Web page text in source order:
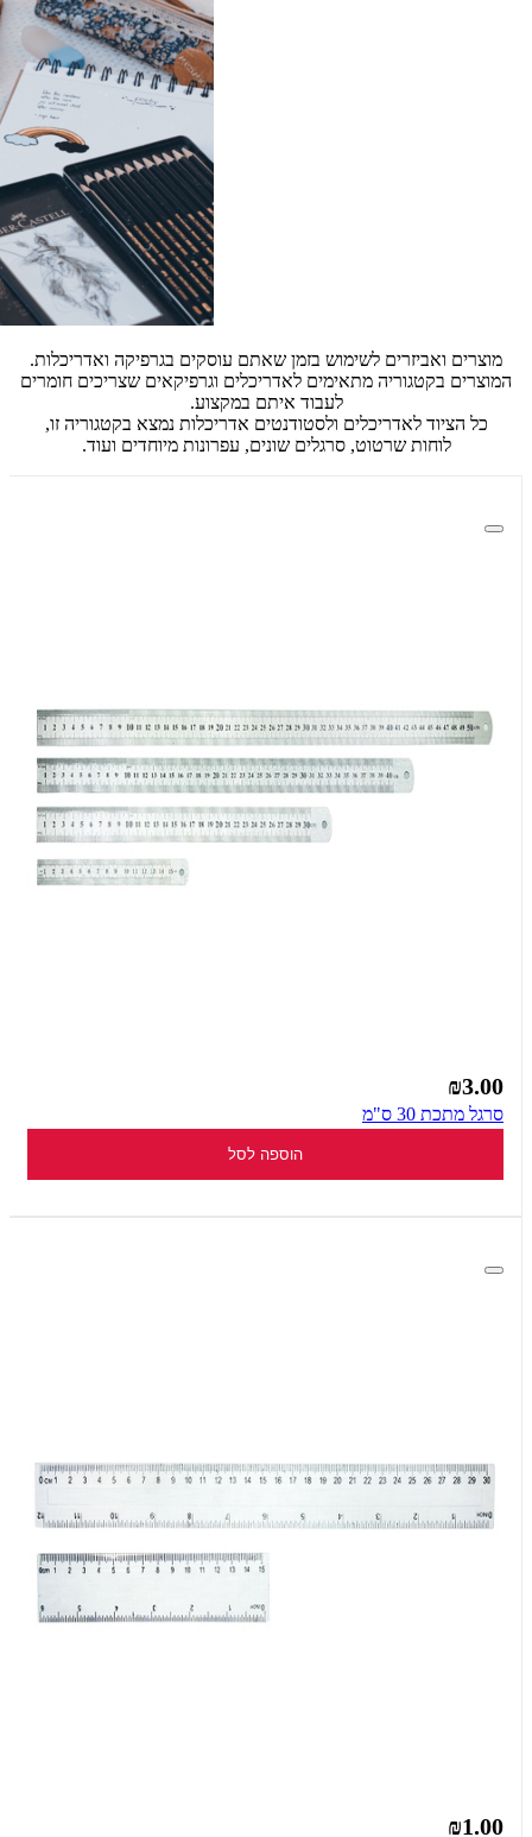
מוצרים ואביזרים לשימוש בזמן שאתם עוסקים בגרפיקה ואדריכלות.
המוצרים בקטגוריה מתאימים לאדריכלים וגרפיקאים שצריכים חומרים
לעבוד איתם במקצוע.
כל הציוד לאדריכלים ולסטודנטים אדריכלות נמצא בקטגוריה זו,
לוחות שרטוט, סרגלים שונים, עפרונות מיוחדים ועוד.
₪3.00
סרגל מתכת 30 ס"מ
הוספה לסל
₪1.00